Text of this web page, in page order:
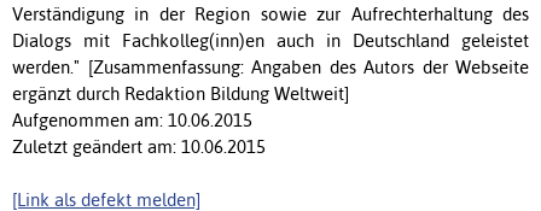
Verständigung in der Region sowie zur Aufrechterhaltung des
Dialogs mit Fachkolleg(inn)en auch in Deutschland geleistet
werden." [Zusammenfassung: Angaben des Autors der Webseite
ergänzt durch Redaktion Bildung Weltweit]
Aufgenommen am: 10.06.2015
Zuletzt geändert am: 10.06.2015
[Link als defekt melden]